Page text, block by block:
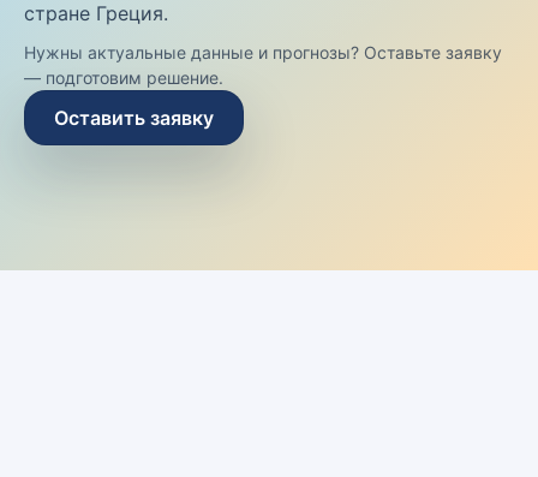
стране Греция.
Нужны актуальные данные и прогнозы? Оставьте заявку
— подготовим решение.
Оставить заявку